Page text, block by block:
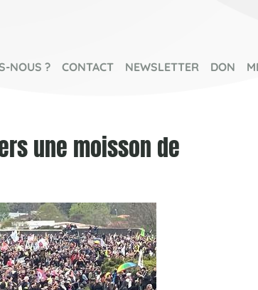
NOUS ? CONTACT NEWSLETTER DON
une moisson de